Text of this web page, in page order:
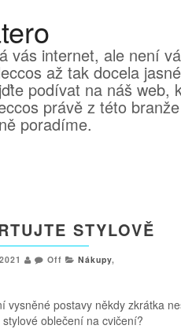
vás internet, ale není
až tak docela
podívat na náš web,
právě z této branže
poradíme.
STYLOVĚ
Off Nákupy,
vysněné postavy někdy zkrátka
oblečení na cvičení?